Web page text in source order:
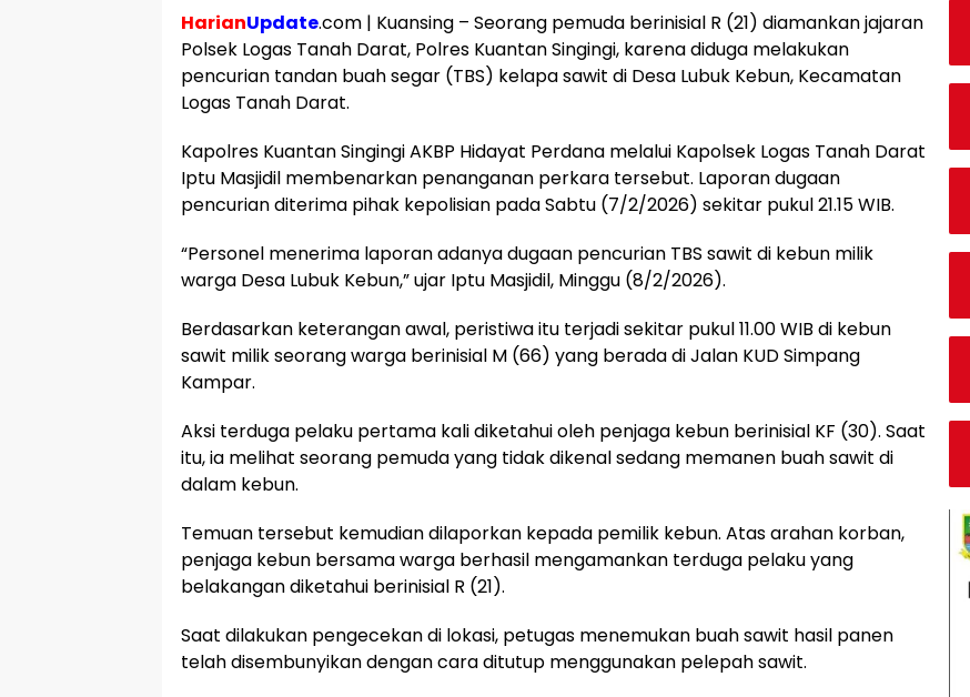
HarianUpdate.com | Kuansing – Seorang pemuda berinisial R (21) diamankan jajaran
Polsek Logas Tanah Darat, Polres Kuantan Singingi, karena diduga melakukan
pencurian tandan buah segar (TBS) kelapa sawit di Desa Lubuk Kebun, Kecamatan
Logas Tanah Darat.
Kapolres Kuantan Singingi AKBP Hidayat Perdana melalui Kapolsek Logas Tanah Darat
Iptu Masjidil membenarkan penanganan perkara tersebut. Laporan dugaan
pencurian diterima pihak kepolisian pada Sabtu (7/2/2026) sekitar pukul 21.15 WIB.
“Personel menerima laporan adanya dugaan pencurian TBS sawit di kebun milik
warga Desa Lubuk Kebun,” ujar Iptu Masjidil, Minggu (8/2/2026).
Berdasarkan keterangan awal, peristiwa itu terjadi sekitar pukul 11.00 WIB di kebun
sawit milik seorang warga berinisial M (66) yang berada di Jalan KUD Simpang
Kampar.
Aksi terduga pelaku pertama kali diketahui oleh penjaga kebun berinisial KF (30). Saat
itu, ia melihat seorang pemuda yang tidak dikenal sedang memanen buah sawit di
dalam kebun.
Temuan tersebut kemudian dilaporkan kepada pemilik kebun. Atas arahan korban,
penjaga kebun bersama warga berhasil mengamankan terduga pelaku yang
belakangan diketahui berinisial R (21).
Saat dilakukan pengecekan di lokasi, petugas menemukan buah sawit hasil panen
telah disembunyikan dengan cara ditutup menggunakan pelepah sawit.